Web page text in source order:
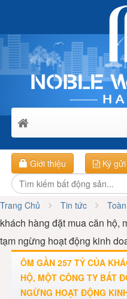
Giới thiệu Ký gửi
Trang Chủ Tin tức
khách hàng đặt mua căn hộ,
tạm ngừng hoạt động kinh
ÔM GẦN 257 TỶ CỦA
HỘ, MỘT CÔNG TY BẤT
NGỪNG HOẠT ĐỘNG